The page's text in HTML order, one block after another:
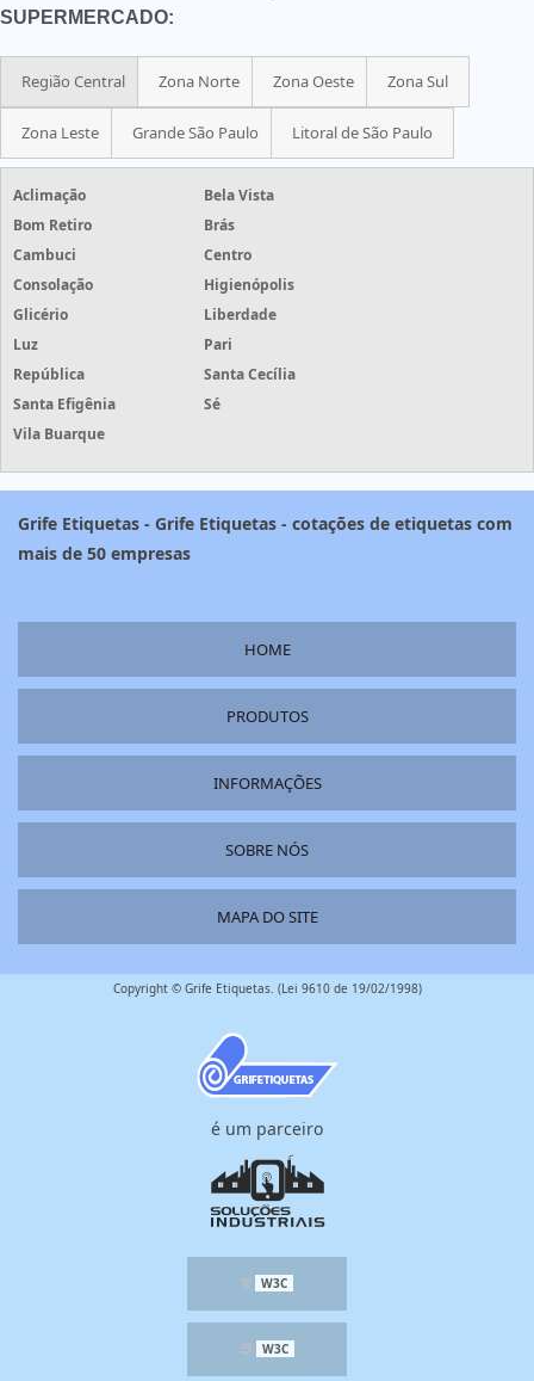
SUPERMERCADO:
Região Central Zona Norte Zona Oeste Zona Sul
Zona Leste Grande São Paulo Litoral de São Paulo
Aclimação
Bela Vista
Bom Retiro
Brás
Cambuci
Centro
Consolação
Higienópolis
Glicério
Liberdade
Luz
Pari
República
Santa Cecília
Santa Efigênia
Sé
Vila Buarque
Grife Etiquetas - Grife Etiquetas - cotações de etiquetas com
mais de 50 empresas
HOME
PRODUTOS
INFORMAÇÕES
SOBRE NÓS
MAPA DO SITE
Copyright © Grife Etiquetas. (Lei 9610 de 19/02/1998)
é um parceiro
W3C
W3C